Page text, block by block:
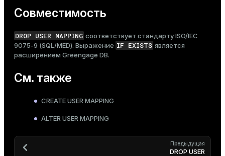
Совместимость
DROP USER MAPPING соответствует стандарту ISO/IEC
9075-9 (SQL/MED). Выражение IF EXISTS является
расширением Greengage DB.
См. также
CREATE USER MAPPING
ALTER USER MAPPING
Предыдущая
DROP USER